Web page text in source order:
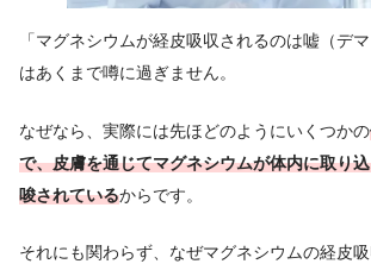
「マグネシウムが経皮吸収されるのは嘘（デ
はあくまで噂に過ぎません。
なぜなら、実際には先ほどのようにいくつかの
で、皮膚を通じてマグネシウムが体内に取り
唆されているからです。
それにも関わらず、なぜマグネシウムの経皮